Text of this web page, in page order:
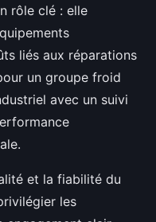
rôle clé : elle
liés aux réparations
un groupe froid
avec un suivi
et la fiabilité du
les